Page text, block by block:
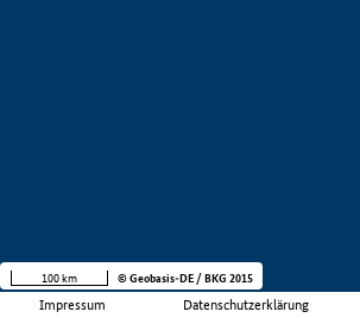
Impressum Datenschutzerklärung
100 km © Geobasis-DE / BKG 2015